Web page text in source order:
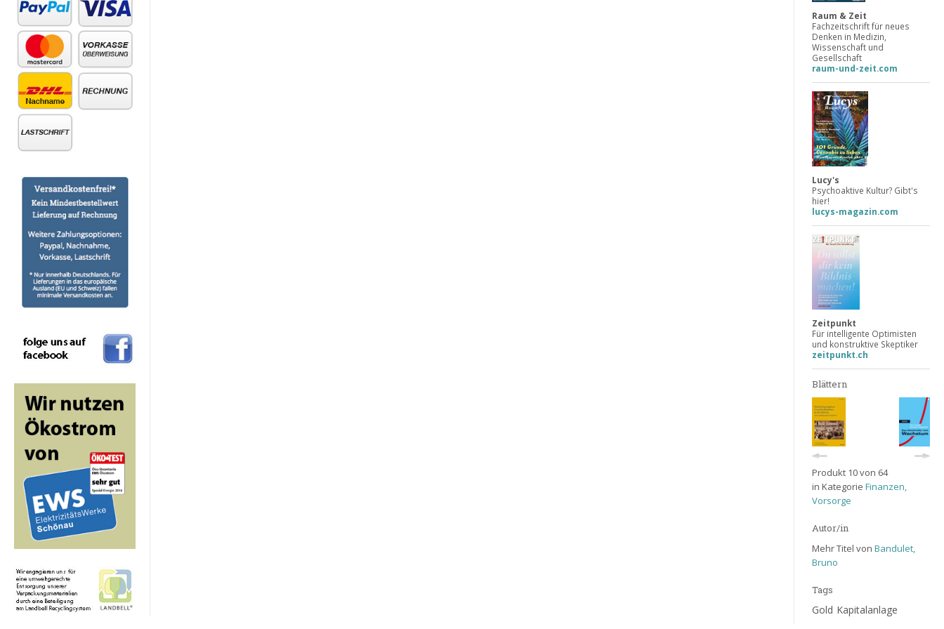
Raum & Zeit
Fachzeitschrift für neues
Denken in Medizin,
Wissenschaft und
Gesellschaft
raum-und-zeit.com
Lucy's
Psychoaktive Kultur? Gibt's
hier!
lucys-magazin.com
Zeitpunkt
Für intelligente Optimisten
und konstruktive Skeptiker
zeitpunkt.ch
Blättern
Produkt 10 von 64
in Kategorie Finanzen,
Vorsorge
Autor/in
Mehr Titel von Bandulet,
Bruno
Tags
Gold Kapitalanlage